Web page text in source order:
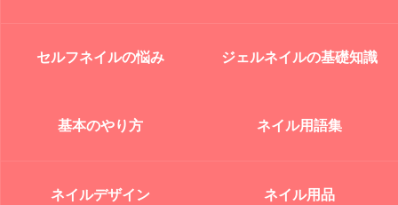
セルフネイルの悩み ジェルネイルの基礎知識
基本のやり方 ネイル用語集
ネイルデザイン ネイル用品